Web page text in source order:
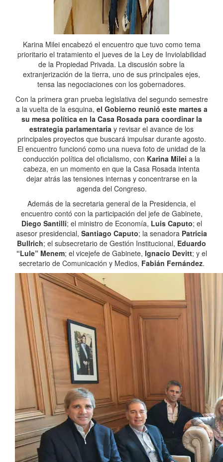
Karina Milei encabezó el encuentro que tuvo como tema
prioritario el tratamiento el jueves de la Ley de Inviolabilidad
de la Propiedad Privada. La discusión sobre la
extranjerización de la tierra, uno de sus principales ejes,
tensa las negociaciones con los gobernadores.
Con la primera gran prueba legislativa del segundo semestre
a la vuelta de la esquina, el Gobierno reunió este martes a
su mesa política en la Casa Rosada para coordinar la
estrategia parlamentaria y revisar el avance de los
principales proyectos que buscará impulsar durante agosto.
El encuentro funcionó como una nueva foto de unidad de la
conducción política del oficialismo, con Karina Milei a la
cabeza, en un momento en que la Casa Rosada intenta
dejar atrás las tensiones internas y concentrarse en la
agenda del Congreso.
Además de la secretaria general de la Presidencia, el
encuentro contó con la participación del jefe de Gabinete,
Diego Santilli; el ministro de Economía, Luis Caputo; el
asesor presidencial, Santiago Caputo; la senadora Patricia
Bullrich; el subsecretario de Gestión Institucional, Eduardo
“Lule” Menem; el vicejefe de Gabinete, Ignacio Devitt; y el
secretario de Comunicación y Medios, Fabián Fernández.